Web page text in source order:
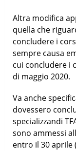
Altra modifica
quella che
concludere i
sempre causa
cui concludere i
di maggio 2020.
Va anche
dovessero
specializzandi
sono ammessi
entro il 30